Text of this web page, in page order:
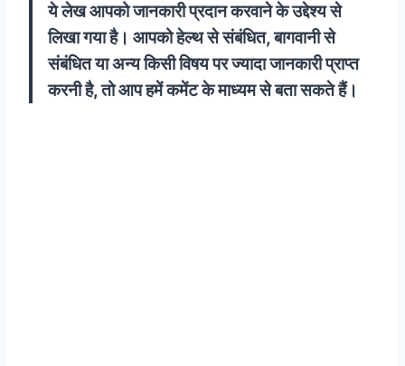
ये लेख आपको जानकारी प्रदान करवाने के उद्देश्य से
लिखा गया है। आपको हेल्थ से संबंधित, बागवानी से
संबंधित या अन्य किसी विषय पर ज्यादा जानकारी प्राप्त
करनी है, तो आप हमें कमेंट के माध्यम से बता सकते हैं।